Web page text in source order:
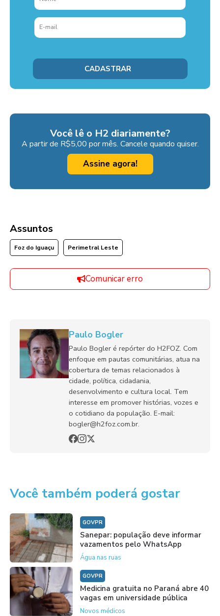
Você lê o H2 diariamente?
A partir de R$5,00 por mês. Cancele quando quiser.
Assine agora!
Assuntos
Foz do Iguaçu Perimetral Leste
Comunicar erro
Paulo Bogler
Paulo Bogler é repórter do H2FOZ. Com
enfoque em pautas comunitárias, atua na
cobertura de temas relacionados à
cidade, política, cidadania,
desenvolvimento e cultura local. Tem
interesse em promover histórias, vozes e
o cotidiano da população. E-mail:
bogler@h2foz.com.br.
Você também poderá gostar
GOVPR
Sanepar: população deve informar
vazamentos pelo WhatsApp
Água nas ruas
GOVPR
Medicina gratuita no Paraná abre 40
vagas em universidade pública
Novos médicos